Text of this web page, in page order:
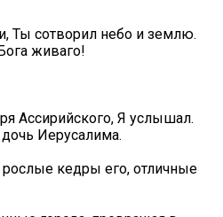
Ты сотворил небо и землю.
живаго!
Ассирийского, Я услышал.
Иерусалима.
кедры его, отличные